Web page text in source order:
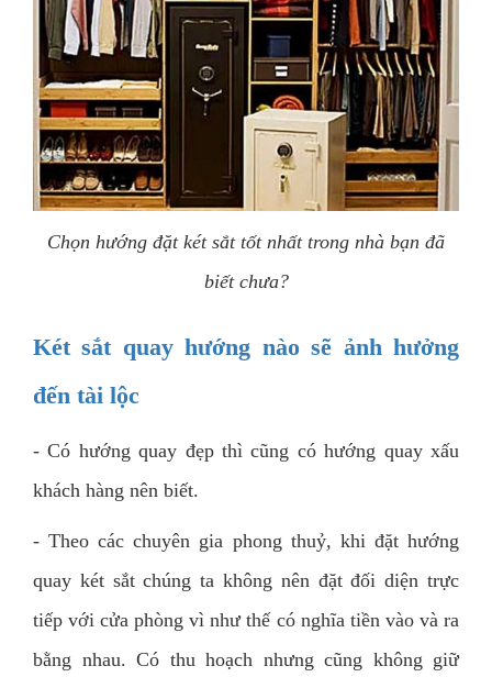
Chọn hướng đặt két sắt tốt nhất trong nhà bạn đã
biết chưa?
Két sắt quay hướng nào sẽ ảnh hưởng
đến tài lộc
- Có hướng quay đẹp thì cũng có hướng quay xấu
khách hàng nên biết.
- Theo các chuyên gia phong thuỷ, khi đặt hướng
quay két sắt chúng ta không nên đặt đối diện trực
tiếp với cửa phòng vì như thế có nghĩa tiền vào và ra
bằng nhau. Có thu hoạch nhưng cũng không giữ